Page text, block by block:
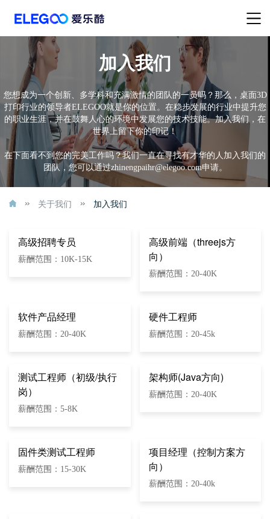
加入我们
您想成为一个创新、多学科和充满激情的团队的一员吗？那么，桌面3D
打印行业的领导者ELEGOO就是你的位置。在稳步发展的行业中提升您
的职业生涯，并在鼓舞人心的环境中发展您的技术技能。加入我们，在
世界上留下你的印记！
在下面看不到您的完美工作吗？我们一直在寻找有才华的人加入我们的
团队，您可以通过zhinengpaihr@elegoo.com申请。
关于我们 加入我们
高级招聘专员
薪酬范围：10K-15K
高级前端（threejs方
向）
薪酬范围：20-40K
软件产品经理
薪酬范围：20-40K
硬件工程师
薪酬范围：20-45k
测试工程师（初级/执行
岗）
薪酬范围：5-8K
架构师(Java方向)
薪酬范围：20-40K
固件类测试工程师
薪酬范围：15-30K
项目经理（控制方案方
向）
薪酬范围：20-40k